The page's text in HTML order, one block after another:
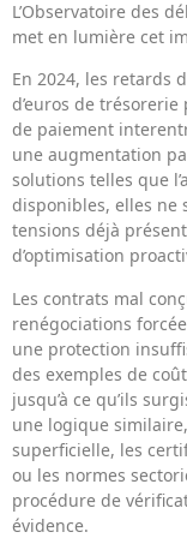
L’Observatoire des
met en lumière cet
En 2024, les retards
d’euros de
de paiement
une augmentation
solutions telles que
disponibles, elles ne
tensions déjà
d’optimisation
Les contrats mal
renégociations
une protection
des exemples de
jusqu’à ce qu’ils
une logique
superficielle, les
ou les normes
procédure de
évidence.